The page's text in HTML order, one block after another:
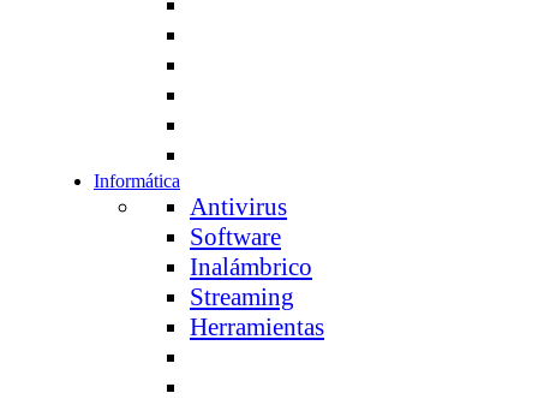
Informática
Antivirus
Software
Inalámbrico
Streaming
Herramientas